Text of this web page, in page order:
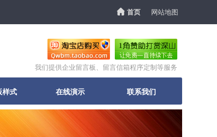
首页 网站地图
我们提供企业留言板、留言信箱程序定制等服务
样式 在线演示 联系我们